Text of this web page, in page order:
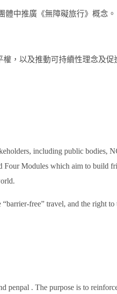
中推廣《無障礙旅行》概念。
，以及推動可持續性理念及促
including public bodies,
Modules which aim to build
free” travel, and the right
. The purpose is to